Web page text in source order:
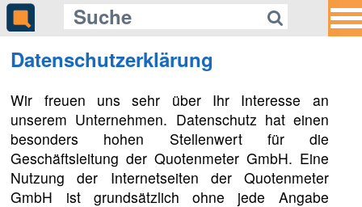
Netflix verfilmt Vitor Martins'
Bestseller «Fifteen Days»
Datenschutzerklärung
Wir freuen uns sehr über Ihr Interesse an
unserem Unternehmen. Datenschutz hat einen
besonders hohen Stellenwert für die
Geschäftsleitung der Quotenmeter GmbH. Eine
Nutzung der Internetseiten der Quotenmeter
GmbH ist grundsätzlich ohne jede Angabe